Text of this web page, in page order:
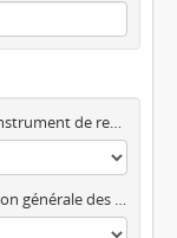
Instrument de recherche
Dénomination générale des documents